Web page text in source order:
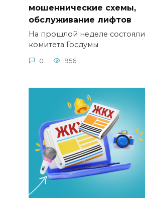
мошеннические схемы,
обслуживание лифтов
На прошлой неделе
комитета Госдумы
0 956